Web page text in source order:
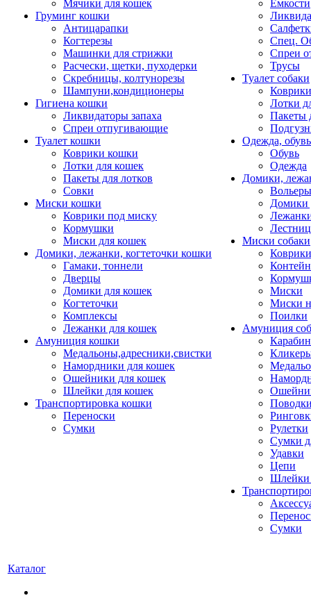
Мячики для кошек
Груминг кошки
Антицарапки
Когтерезы
Машинки для стрижки
Расчески, щетки, пуходерки
Скребницы, колтунорезы
Шампуни,кондиционеры
Гигиена кошки
Ликвидаторы запаха
Спреи отпугивающие
Туалет кошки
Коврики кошки
Лотки для кошек
Пакеты для лотков
Совки
Миски кошки
Коврики под миску
Кормушки
Миски для кошек
Домики, лежанки, когтеточки кошки
Гамаки, тоннели
Дверцы
Домики для кошек
Когтеточки
Комплексы
Лежанки для кошек
Амуниция кошки
Медальоны,адресники,свистки
Намордники для кошек
Ошейники для кошек
Шлейки для кошек
Транспортировка кошки
Переноски
Сумки
Емкости
Спец.
Спреи
Трусы
Туалет собаки
Коврики
Лотки
Пакеты
Одежда, обувь
Обувь
Одежда
Домики,
Домики
Миски собаки
Миски
Миски
Поилки
Амуниция
Рулетки
Сумки
Удавки
Цепи
Шлейки
Сумки
Каталог